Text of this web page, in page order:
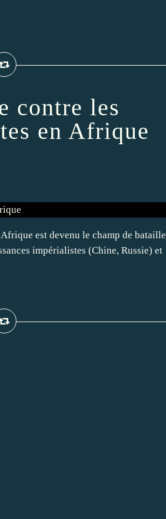
contre les
en Afrique
est devenu le champ de bataille
impérialistes (Chine, Russie) et